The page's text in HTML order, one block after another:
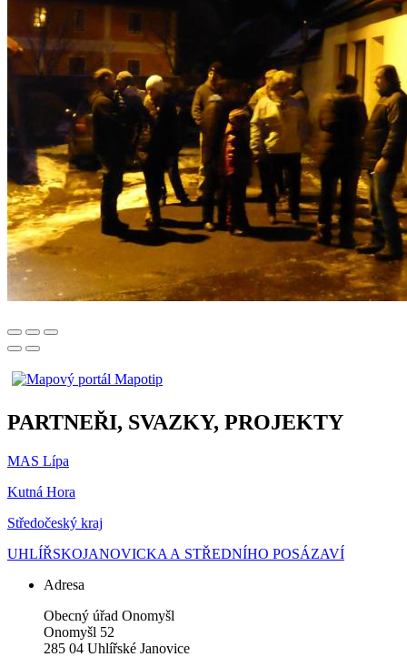
PARTNEŘI, SVAZKY, PROJEKTY
MAS Lípa
Kutná Hora
Středočeský kraj
UHLÍŘSKOJANOVICKA A STŘEDNÍHO POSÁZAVÍ
Adresa
Obecný úřad Onomyšl
Onomyšl 52
285 04 Uhlířské Janovice